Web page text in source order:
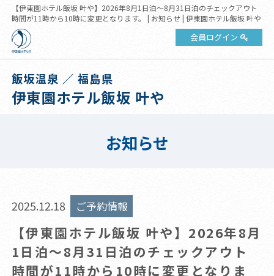
【伊東園ホテル飯坂 叶や】2026年8月1日泊～8月31日泊のチェックアウト
時間が11時から10時に変更となります。 | お知らせ | 伊東園ホテル飯坂 叶や
会員ログイン
飯坂温泉 ／ 福島県
伊東園ホテル飯坂 叶や
お知らせ
2025.12.18 ご予約情報
【伊東園ホテル飯坂 叶や】2026年8月
1日泊～8月31日泊のチェックアウト
時間が11時から10時に変更となりま